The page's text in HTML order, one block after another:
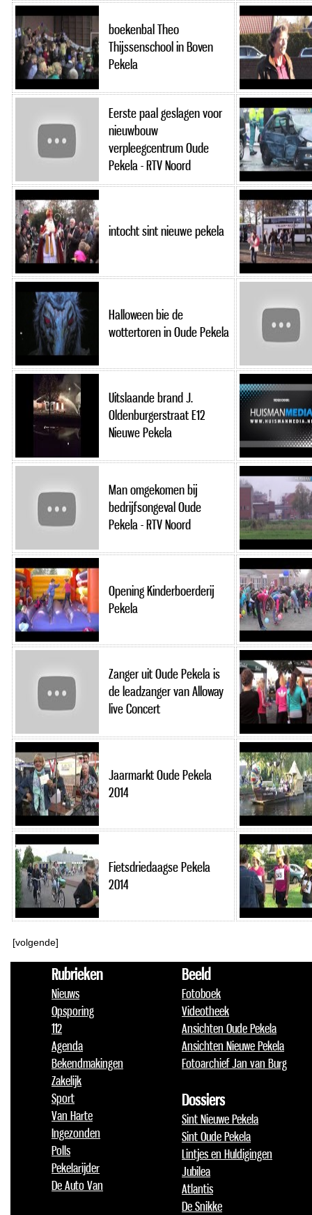
boekenbal Theo
Thijssenschool in Boven
Pekela
Eerste paal geslagen voor
nieuwbouw
verpleegcentrum Oude
Pekela - RTV Noord
intocht sint nieuwe pekela
Halloween bie de
wottertoren in Oude Pekela
Uitslaande brand J.
Oldenburgerstraat E12
Nieuwe Pekela
Man omgekomen bij
bedrijfsongeval Oude
Pekela - RTV Noord
Opening Kinderboerderij
Pekela
Zanger uit Oude Pekela is
de leadzanger van Alloway
live Concert
Jaarmarkt Oude Pekela
2014
Fietsdriedaagse Pekela
2014
[volgende]
Rubrieken
Nieuws
Opsporing
112
Agenda
Bekendmakingen
Zakelijk
Sport
Van Harte
Ingezonden
Polls
Pekelarijder
De Auto Van
Beeld
Fotoboek
Videotheek
Ansichten Oude Pekela
Ansichten Nieuwe Pekela
Fotoarchief Jan van Burg
Dossiers
Sint Nieuwe Pekela
Sint Oude Pekela
Lintjes en Huldigingen
Jubilea
Atlantis
De Snikke